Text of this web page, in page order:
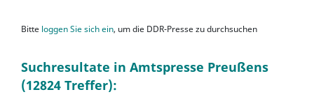
Bitte loggen Sie sich ein, um die DDR-Presse zu durchsuchen
Suchresultate in Amtspresse Preußens
(12824 Treffer):